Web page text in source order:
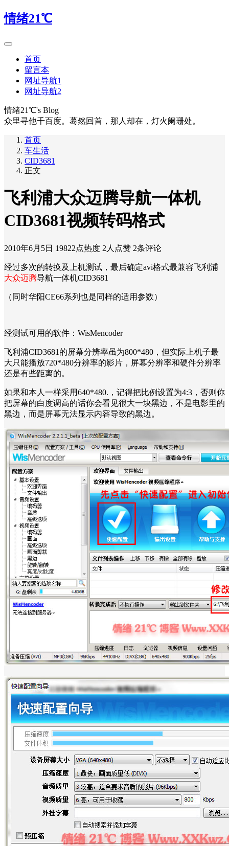
情绪21℃
首页
留言本
网址导航1
网址导航2
情绪21℃'s Blog
众里寻他千百度。蓦然回首，那人却在，灯火阑珊处。
首页
车生活
CID3681
正文
飞利浦大众迈腾导航一体机
CID3681视频转码格式
2010年6月5日 19822点热度 2人点赞 2条评论
经过多次的转换及上机测试，最后确定avi格式最兼容飞利浦
大众迈腾导航一体机CID3681
（同时华阳CE66系列也是同样的适用参数）
经测试可用的软件：WisMencoder
飞利浦CID3681的屏幕分辨率虽为800*480，但实际上机子最
大只能播放720*480分辨率的影片，屏幕分辨率和硬件分辨率
还是有些距离的。
如果和本人一样采用640*480.，记得把比例设置为4:3，否则你
把屏幕的白度调高的话你会看见很大一块黑边，不是电影里的
黑边，而是屏幕无法显示内容导致的黑边。